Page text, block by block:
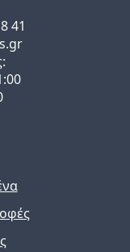
41